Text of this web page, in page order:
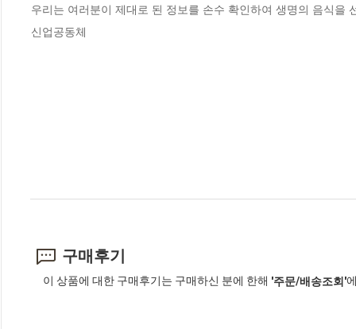
우리는 여러분이 제대로 된 정보를 손수 확인하여 생명의 음식을
신업공동체
구매후기
이 상품에 대한 구매후기는 구매하신 분에 한해 '주문/배송조회'